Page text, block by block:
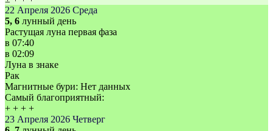
22 Апреля 2026 Среда
5, 6 лунный день
Растущая луна первая фаза
в 07:40
в 02:09
Луна в знаке
Рак
Магнитные бури: Нет данных
Самый благоприятный:
+ + + +
23 Апреля 2026 Четверг